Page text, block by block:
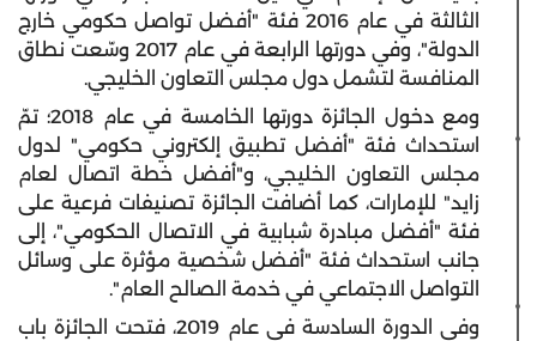
الثالثة في عام 2016 فئة "أفضل تواصل حكومي خارج
الدولة"، وفي دورتها الرابعة في عام 2017 وسّعت نطاق
المنافسة لتشمل دول مجلس التعاون الخليجي.
ومع دخول الجائزة دورتها الخامسة في عام 2018؛ تمّ
استحداث فئة "أفضل تطبيق إلكتروني حكومي" لدول
مجلس التعاون الخليجي، و"أفضل خطة اتصال لعام
زايد" للإمارات، كما أضافت الجائزة تصنيفات فرعية على
فئة "أفضل مبادرة شبابية في الاتصال الحكومي"، إلى
جانب استحداث فئة "أفضل شخصية مؤثرة على وسائل
التواصل الاجتماعي في خدمة الصالح العام".
وفي الدورة السادسة في عام 2019، فتحت الجائزة باب